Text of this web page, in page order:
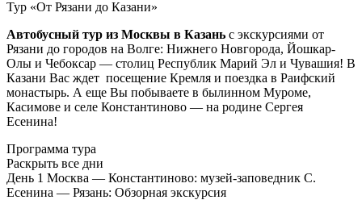
Тур «От Рязани до Казани»
Автобусный тур из Москвы в Казань с экскурсиями от
Рязани до городов на Волге: Нижнего Новгорода, Йошкар-
Олы и Чебоксар — столиц Республик Марий Эл и Чувашия! В
Казани Вас ждет посещение Кремля и поездка в Раифский
монастырь. А еще Вы побываете в былинном Муроме,
Касимове и селе Константиново — на родине Сергея
Есенина!
Программа тура
Раскрыть все дни
День 1 Москва — Константиново: музей-заповедник С.
Есенина — Рязань: Обзорная экскурсия